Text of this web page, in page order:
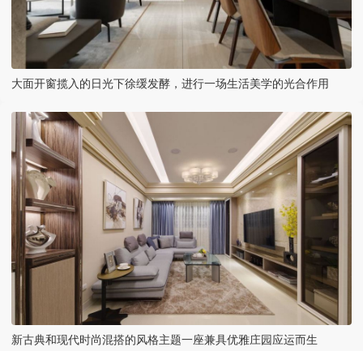
大面开窗揽入的日光下徐缓发酵，进行一场生活美学的光合作用
新古典和现代时尚混搭的风格主题一座兼具优雅庄园应运而生